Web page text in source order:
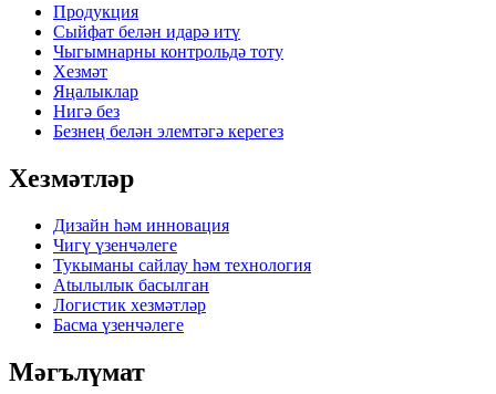
Продукция
Сыйфат белән идарә итү
Чыгымнарны контрольдә тоту
Хезмәт
Яңалыклар
Нигә без
Безнең белән элемтәгә керегез
Хезмәтләр
Дизайн һәм инновация
Чигү үзенчәлеге
Тукыманы сайлау һәм технология
Atылылык басылган
Логистик хезмәтләр
Басма үзенчәлеге
Мәгълүмат